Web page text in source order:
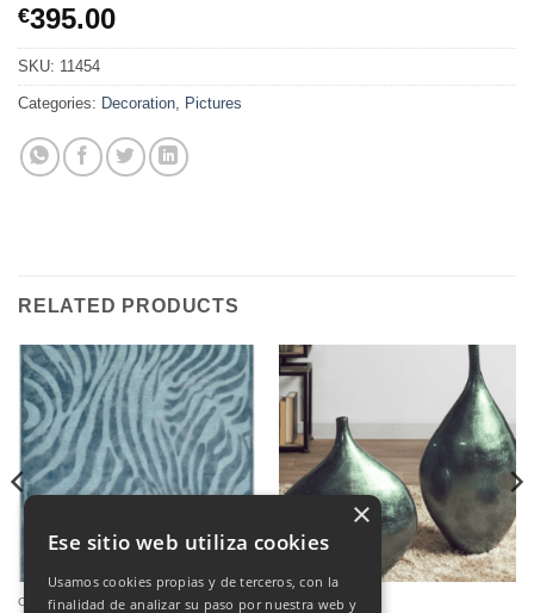
€395.00
SKU: 11454
Categories: Decoration Pictures
RELATED PRODUCTS
CARPETS DECORATION
×
Ese sitio web utiliza cookies
Usamos cookies propias y de terceros, con la
finalidad de analizar su paso por nuestra web y